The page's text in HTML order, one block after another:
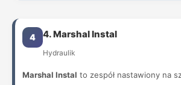
4 4. Marshal Instal
Hydraulik
Marshal Instal to zespół nastawiony na